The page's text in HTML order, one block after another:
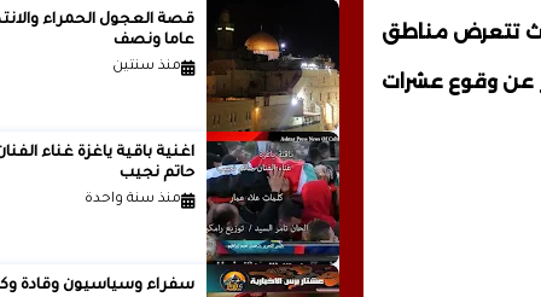
تتعرض مناطق
عن وقوع عشرات
قصة العجول الحمراء
عاما ونصف
منذ سنتين
اغنية باقية ياغزة غناء
حاتم نجيب
منذ سنة واحدة
سفراء وسياسيون وقادة